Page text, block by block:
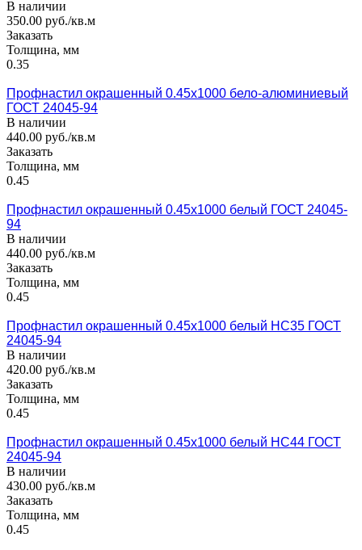
В наличии
350.00 руб./кв.м
Заказать
Толщина, мм
0.35
Профнастил окрашенный 0.45x1000 бело-алюминиевый
ГОСТ 24045-94
В наличии
440.00 руб./кв.м
Заказать
Толщина, мм
0.45
Профнастил окрашенный 0.45x1000 белый ГОСТ 24045-
94
В наличии
440.00 руб./кв.м
Заказать
Толщина, мм
0.45
Профнастил окрашенный 0.45x1000 белый НС35 ГОСТ
24045-94
В наличии
420.00 руб./кв.м
Заказать
Толщина, мм
0.45
Профнастил окрашенный 0.45x1000 белый НС44 ГОСТ
24045-94
В наличии
430.00 руб./кв.м
Заказать
Толщина, мм
0.45